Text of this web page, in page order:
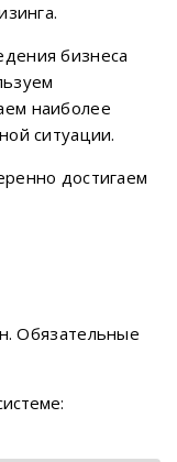
бизнеса
наиболее
ситуации.
достигаем
Обязательные